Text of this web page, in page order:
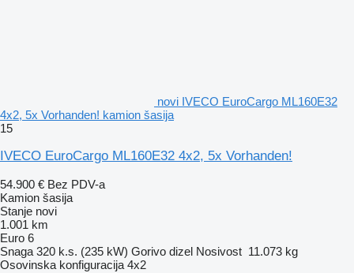
novi IVECO EuroCargo ML160E32
4x2, 5x Vorhanden! kamion šasija
15
IVECO EuroCargo ML160E32 4x2, 5x Vorhanden!
54.900 € Bez PDV-a
Kamion šasija
Stanje novi
1.001 km
Euro 6
Snaga 320 k.s. (235 kW) Gorivo dizel Nosivost 11.073 kg
Osovinska konfiguracija 4x2